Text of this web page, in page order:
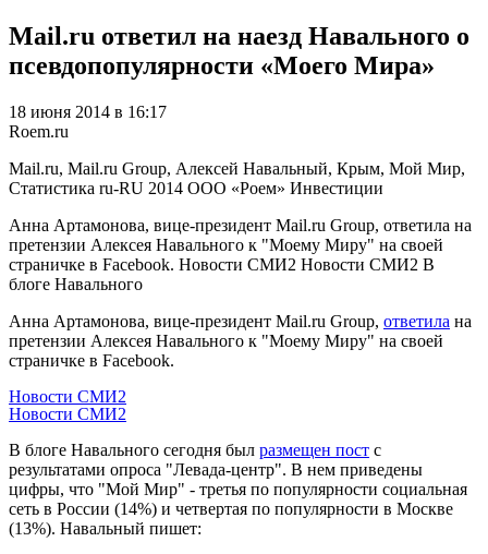
Mail.ru ответил на наезд Навального о
псевдопопулярности «Моего Мира»
18 июня 2014 в 16:17
Roem.ru
Mail.ru, Mail.ru Group, Алексей Навальный, Крым, Мой Мир,
Статистика ru-RU 2014 ООО «Роем» Инвестиции
Анна Артамонова, вице-президент Mail.ru Group, ответила на
претензии Алексея Навального к "Моему Миру" на своей
страничке в Facebook. Новости СМИ2 Новости СМИ2 В
блоге Навального
Анна Артамонова, вице-президент Mail.ru Group, ответила на
претензии Алексея Навального к "Моему Миру" на своей
страничке в Facebook.
Новости СМИ2
Новости СМИ2
В блоге Навального сегодня был размещен пост с
результатами опроса "Левада-центр". В нем приведены
цифры, что "Мой Мир" - третья по популярности социальная
сеть в России (14%) и четвертая по популярности в Москве
(13%). Навальный пишет: